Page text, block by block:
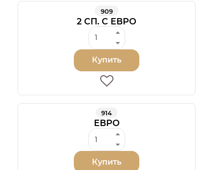
909
2 СП. С ЕВРО
Купить
914
ЕВРО
Купить